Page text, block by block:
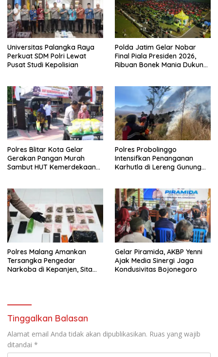
Universitas Palangka Raya
Perkuat SDM Polri Lewat
Pusat Studi Kepolisian
Polda Jatim Gelar Nobar
Final Piala Presiden 2026,
Ribuan Bonek Mania Dukung
Polres Blitar Kota Gelar
Gerakan Pangan Murah
Sambut HUT Kemerdekaan
Polres Probolinggo
Intensifkan Penanganan
Karhutla di Lereng Gunung
Polres Malang Amankan
Tersangka Pengedar
Narkoba di Kepanjen, Sita
Gelar Piramida, AKBP Yenni
Ajak Media Sinergi Jaga
Kondusivitas Bojonegoro
Tinggalkan Balasan
Alamat email Anda tidak akan dipublikasikan. Ruas yang wajib
ditandai *